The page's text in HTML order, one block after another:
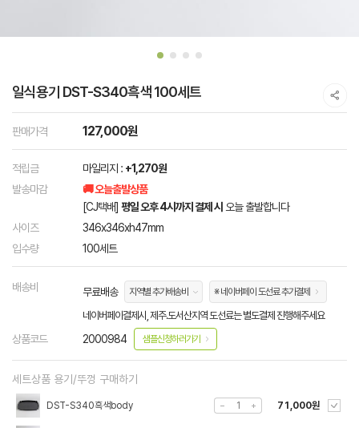
일식용기 DST-S340흑색 100세트
판매가격 127,000원
적립금 마일리지 : +1,270원
발송마감
🚚 오늘출발상품
[CJ택배] 평일 오후 4시까지 결제 시 오늘 출발합니다
사이즈
346x346xh47mm
입수량
100세트
배송비 무료배송 지역별 추가배송비 ※ 네이버페이 도선료 추가결제
네이버페이결제시, 제주.도서산지역 도선료는 별도결제 진행해주세요
상품코드 2000984 샘플신청하러가기
세트상품 용기/뚜껑 구매하기
DST-S340흑색body 71,000원